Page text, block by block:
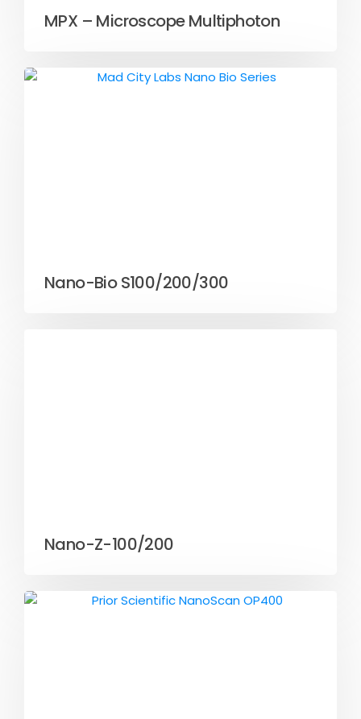
MPX – Microscope Multiphoton
Nano-Bio S100/200/300
Nano-Z-100/200